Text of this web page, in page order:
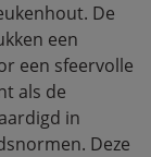
De
een
een sfeervolle
als de
in
Deze